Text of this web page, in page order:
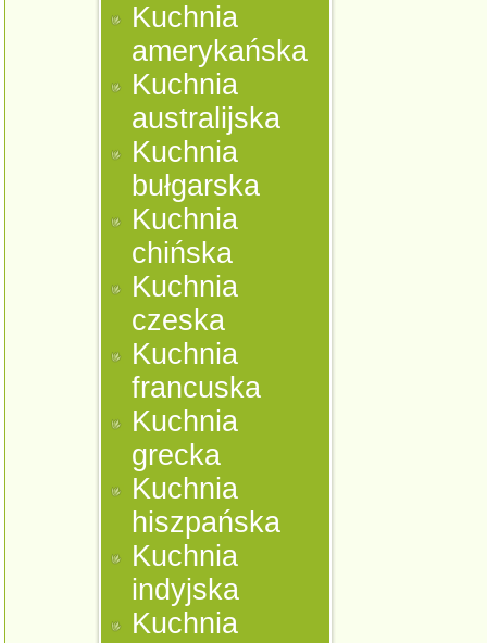
Kuchnia
amerykańska
Kuchnia
australijska
Kuchnia
bułgarska
Kuchnia
chińska
Kuchnia
czeska
Kuchnia
francuska
Kuchnia
grecka
Kuchnia
hiszpańska
Kuchnia
indyjska
Kuchnia